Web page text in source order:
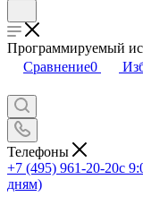
Программируемый
Сравнение0
Телефоны
+7 (495) 961-20-20с
дням)